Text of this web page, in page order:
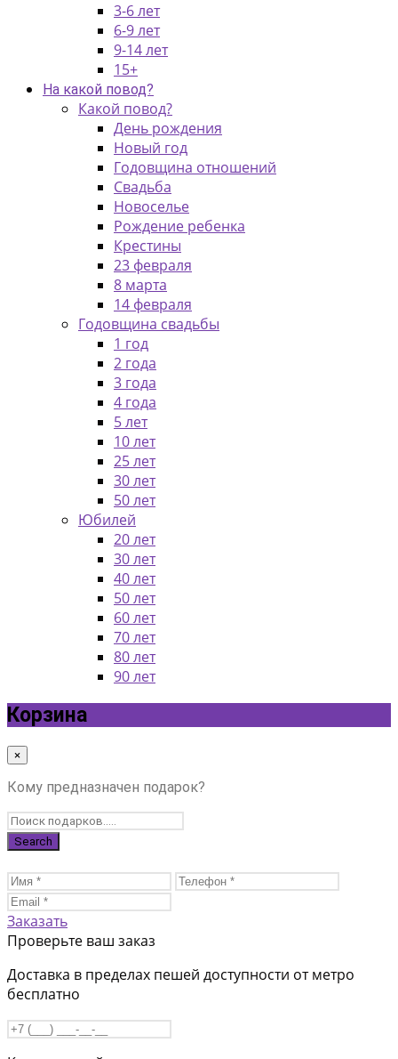
3-6 лет
6-9 лет
9-14 лет
15+
На какой повод?
Какой повод?
День рождения
Новый год
Годовщина отношений
Свадьба
Новоселье
Рождение ребенка
Крестины
23 февраля
8 марта
14 февраля
Годовщина свадьбы
1 год
2 года
3 года
4 года
5 лет
10 лет
25 лет
30 лет
50 лет
Юбилей
20 лет
30 лет
40 лет
50 лет
60 лет
70 лет
80 лет
90 лет
Корзина
×
Кому предназначен подарок?
Заказать
Проверьте ваш заказ
Доставка в пределах пешей доступности от метро
бесплатно